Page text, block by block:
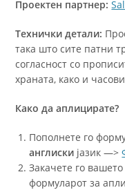
Проектен партнер:
Технички детали:
така што сите патни
согласност со
храната, како и
Како да аплицирате?
Пополнете го
англиски јазик —>
Закачете го вашето
формуларот за